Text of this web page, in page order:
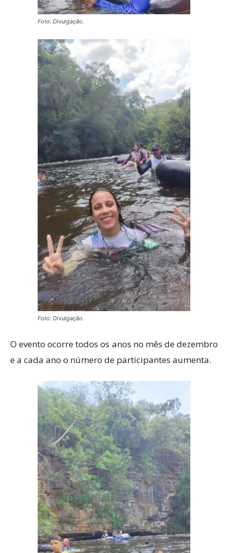
Foto: Divulgação.
Foto: Divulgação.
O evento ocorre todos os anos no mês de dezembro
e a cada ano o número de participantes aumenta.